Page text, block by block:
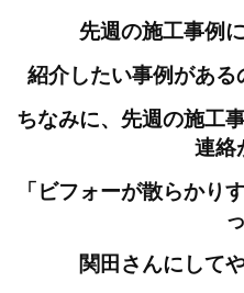
先週の施工事例
紹介したい事例があ
ちなみに、先週の施工
連絡
「ビフォーが散らかり
関田さんにして